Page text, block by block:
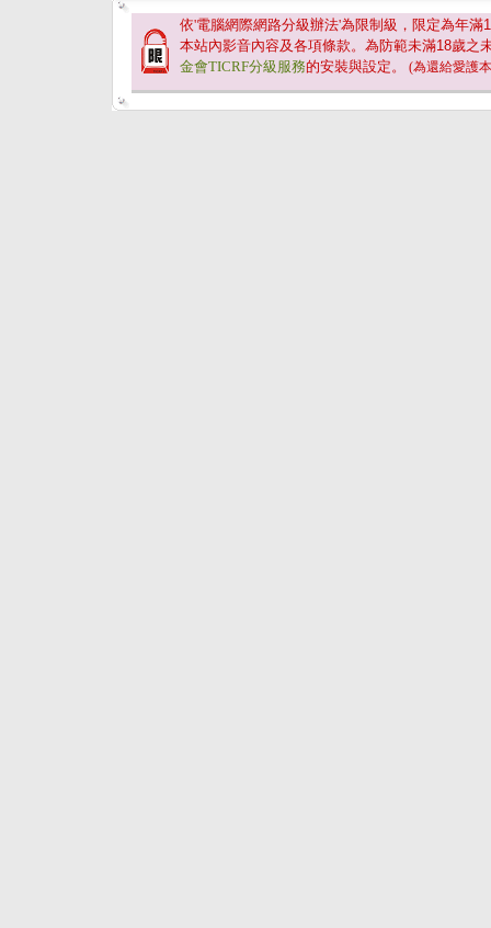
依'電腦網際網路分級辦法'為限制級，限定為年滿
本站內影音內容及各項條款。為防範未滿18歲之
金會TICRF分級服務的安裝與設定。 (為還給愛護